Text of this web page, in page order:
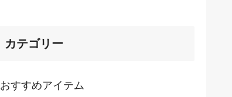
カテゴリー
おすすめアイテム